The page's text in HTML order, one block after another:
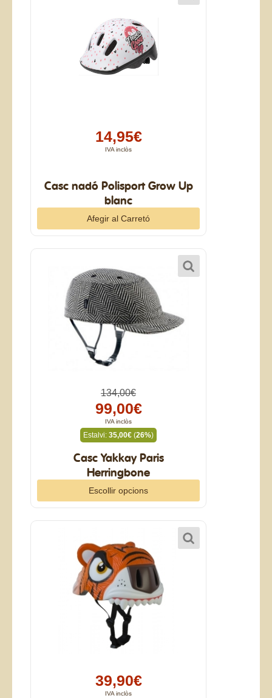
14,95€
IVA inclòs
Casc nadó Polisport Grow Up
blanc
134,00€
99,00€
IVA inclòs
Estalvi: 35,00€ (26%)
Casc Yakkay Paris
Herringbone
Escollir opcions
39,90€
IVA inclòs